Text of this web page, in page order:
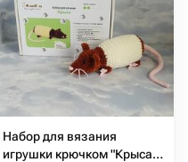
Набор для вязания
игрушки крючком "Крыса",